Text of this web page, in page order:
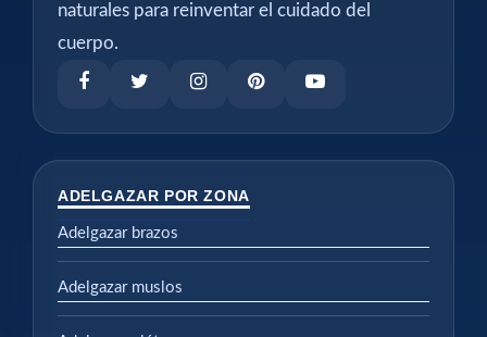
naturales para reinventar el cuidado del
cuerpo.
ADELGAZAR POR ZONA
Adelgazar brazos
Adelgazar muslos